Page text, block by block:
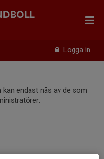
Logga in
endast nås av de som